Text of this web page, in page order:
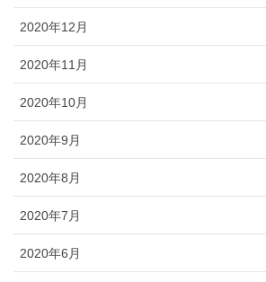
2020年12月
2020年11月
2020年10月
2020年9月
2020年8月
2020年7月
2020年6月